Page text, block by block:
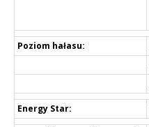
Poziom hałasu:
Energy Star: